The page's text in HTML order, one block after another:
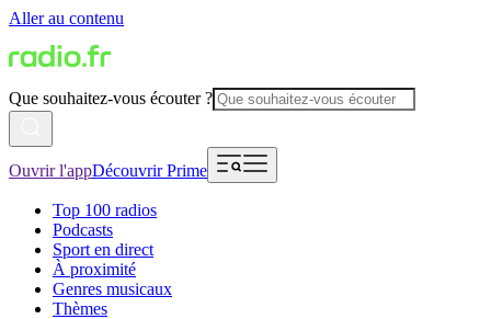
Aller au contenu
Que souhaitez-vous écouter ?
Ouvrir l'appDécouvrir Prime
Top 100 radios
Podcasts
Sport en direct
À proximité
Genres musicaux
Thèmes